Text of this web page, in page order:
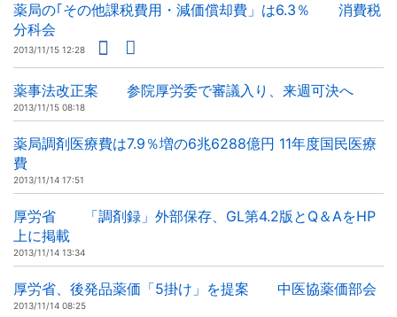
薬局の｢その他課税費用・減価償却費」は6.3％ 消費税
分科会
2013/11/15 12:28
薬事法改正案 参院厚労委で審議入り、来週可決へ
2013/11/15 08:18
薬局調剤医療費は7.9％増の6兆6288億円 11年度国民医療
費
2013/11/14 17:51
厚労省 「調剤録」外部保存、GL第4.2版とQ＆AをHP
上に掲載
2013/11/14 13:34
厚労省、後発品薬価「5掛け」を提案 中医協薬価部会
2013/11/14 08:25